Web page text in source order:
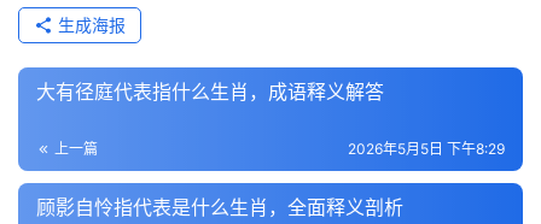
生成海报
大有径庭代表指什么生肖，成语释义解答
上一篇 2026年5月5日 下午8:29
顾影自怜指代表是什么生肖，全面释义剖析